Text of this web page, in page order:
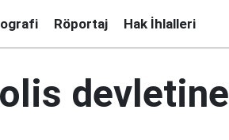
Röportaj Hak İhlalleri
devletine